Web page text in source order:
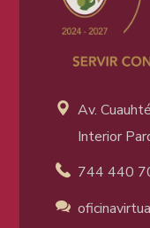
Av.
Interior
744 440